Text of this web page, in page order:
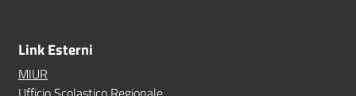
Link Esterni
MIUR